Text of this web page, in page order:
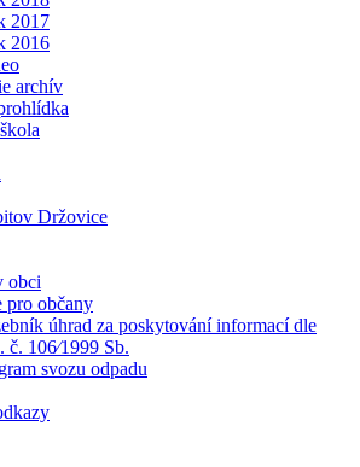
2017
2016
archív
Držovice
obci
pro občany
úhrad za poskytování informací dle
č. 106⁄1999 Sb.
svozu odpadu